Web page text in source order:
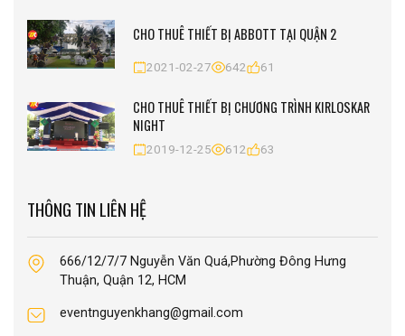
CHO THUÊ THIẾT BỊ ABBOTT TẠI QUẬN 2
2021-02-27 642 61
CHO THUÊ THIẾT BỊ CHƯƠNG TRÌNH KIRLOSKAR
NIGHT
2019-12-25 612 63
THÔNG TIN LIÊN HỆ
666/12/7/7 Nguyễn Văn Quá,Phường Đông Hưng
Thuận, Quận 12, HCM
eventnguyenkhang@gmail.com